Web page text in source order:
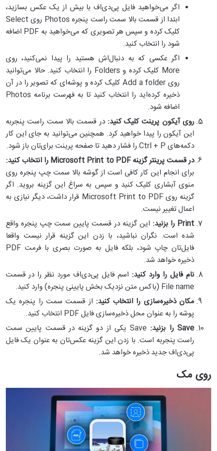
اگر می‌خواهید فایل پی‌دی‌اف با بیش از یک عکس بسازید،
ابتدا از قسمت بالا سمت راست پنجره Photos روی Select
کلیک کرده و سپس هر تصویری که می‌خواهید به PDF اضافه
شود را انتخاب کنید.
اگر عکسی که به دنبال‌اش هستید را پیدا نمی‌کنید، روی
More کلیک کرده و Folders را انتخاب کنید. حالا می‌توانید
روی Add a folder کلیک کرده و پوشه‌ای که تصویر را در آن
ذخیره کرده‌اید را انتخاب کنید تا به فهرست برنامه Photos
اضافه شود.
روی آیکون پرینت کلیک کنید:در قسمت بالا سمت راست پنجربه
این آیکون را پیدا خواهید کرد. همچنین می‌توانید به جای این کار
دکمه‌های Ctrl + P را فشار دهید تا صفحه پرینت برای‌تان باز شود.
در قسمت پرینتر گزینهMicrosoft Print to PDF را انتخاب کنید:
برای انجام این کار کافی است از گوشه بالا سمت چپ پنجره روی
منوی آبشاری کلیک کنید و سپس به سراغ این گزینه بروید. اگر
گزینه روی Microsoft Print to PDF قرار داشت، دیگر نیازی به
اعمال تغییر نیست.
Print را بزنید: این گزینه در قسمت پایین سمت چپ پنجره واقع
شده است. نگران نباشید، با زدن این گزینه قرار نیست واقعا
فایل‌تان چاپ شود، بلکه فایل به صورت بصری با فرمت PDF
ذخیره خواهد شد.
نام فایل را وارد کنید: اسم فایل پی‌دی‌اف مورد نظر را در قسمت
File name (باکس متن نزدیک بخش پایینی پنجره) وارد کنید.
مکان ذخیره‌سازی را انتخاب کنید: از قسمت سمت را پنجره یک
پوشه را به عنوان محل ذخیره‌سازی فایل PDF انتخاب کنید.
Saveرا بزنید:
Save یکی از دو گزینه در قسمت پایین سمت
راست پنجربه است. با زدن این گزینه عکس‌تان به عنوان یک فایل
پی‌دی‌اف جدید ذخیره خواهد شد.
روی مک